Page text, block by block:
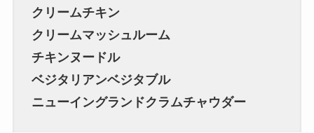
クリームチキン
クリームマッシュルーム
チキンヌードル
ベジタリアンベジタブル
ニューイングランドクラムチャウダー